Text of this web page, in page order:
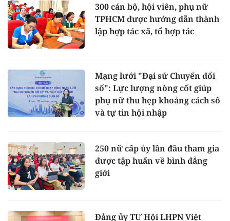
300 cán bộ, hội viên, phụ nữ
TPHCM được hướng dẫn thành
lập hợp tác xã, tổ hợp tác
Mạng lưới "Đại sứ Chuyển đổi
số": Lực lượng nòng cốt giúp
phụ nữ thu hẹp khoảng cách số
và tự tin hội nhập
250 nữ cấp ủy lần đầu tham gia
được tập huấn về bình đẳng
giới
Đảng ủy TƯ Hội LHPN Việt